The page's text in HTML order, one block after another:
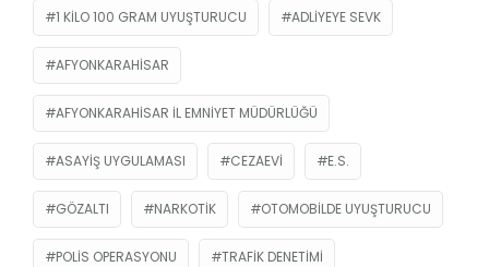
1 KILO 100 GRAM UYUŞTURUCU ADLIYEYE SEVK
AFYONKARAHISAR
AFYONKARAHISAR İL EMNIYET MÜDÜRLÜĞÜ
ASAYIŞ UYGULAMASI CEZAEVI E.S.
GÖZALTI NARKOTIK OTOMOBILDE UYUŞTURUCU
POLIS OPERASYONU TRAFIK DENETIMI